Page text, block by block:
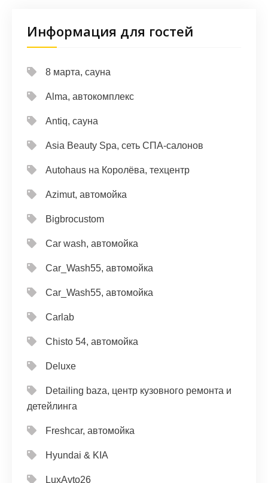
Информация для гостей
8 марта, сауна
Alma, автокомплекс
Antiq, сауна
Asia Beauty Spa, сеть СПА-салонов
Autohaus на Королёва, техцентр
Azimut, автомойка
Bigbrocustom
Car wash, автомойка
Car_Wash55, автомойка
Car_Wash55, автомойка
Carlab
Chisto 54, автомойка
Deluxe
Detailing baza, центр кузовного ремонта и
детейлинга
Freshcar, автомойка
Hyundai & KIA
LuxAvto26